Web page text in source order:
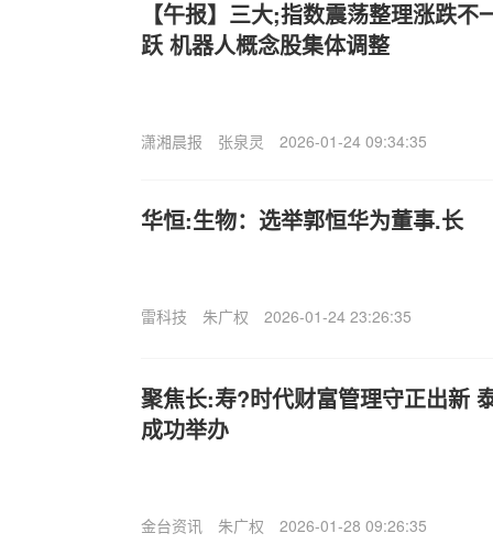
【午报】三大;指数震荡整理涨跌
跃 机器人概念股集体调整
潇湘晨报 张泉灵 2026-01-24 09:34:35
华恒:生物：选举郭恒华为董事.长
雷科技 朱广权 2026-01-24 23:26:35
聚焦长:寿?时代财富管理守正出新
成功举办
金台资讯 朱广权 2026-01-28 09:26:35